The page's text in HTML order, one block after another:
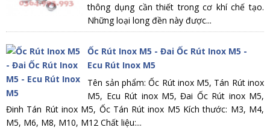
thông dụng cần thiết trong cơ khí chế tạo.
Những loại long đền này được...
Ốc Rút Inox M5 - Đai Ốc Rút Inox M5 -
Ecu Rút Inox M5
Tên sản phẩm: Ốc Rút inox M5, Tán Rút inox
M5, Ecu Rút inox M5, Đai Ốc Rút inox M5,
Đinh Tán Rút inox M5, Ốc Tán Rút inox M5 Kích thước: M3, M4,
M5, M6, M8, M10, M12 Chất liệu:...